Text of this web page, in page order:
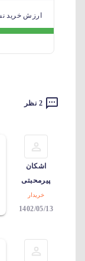
ارزش خرید
2 نظر
اشکان
پیرمحبتی
خریدار
1402/05/13